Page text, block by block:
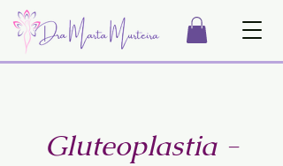
Gluteoplastia -